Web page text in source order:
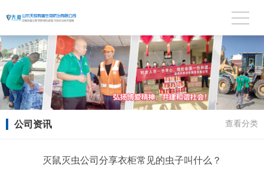
公司资讯 查看分类
灭鼠灭虫公司分享衣柜常见的虫子叫什么？